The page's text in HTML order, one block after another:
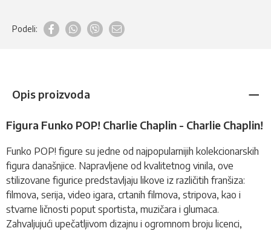
Podeli:
Opis proizvoda
Figura Funko POP! Charlie Chaplin - Charlie Chaplin!
Funko POP! figure su jedne od najpopularnijih kolekcionarskih
figura današnjice. Napravljene od kvalitetnog vinila, ove
stilizovane figurice predstavljaju likove iz različitih franšiza:
filmova, serija, video igara, crtanih filmova, stripova, kao i
stvarne ličnosti poput sportista, muzičara i glumaca.
Zahvaljujući upečatljivom dizajnu i ogromnom broju licenci,